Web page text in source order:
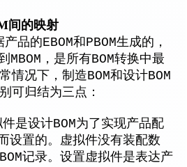
间的映射
品的EBOM和PBOM生成的，
MBOM，是所有BOM转换中最
情况下，制造BOM和设计BOM
可归结为三点：
设计BOM为了实现产品配
设置的。虚拟件没有装配数
记录。设置虚拟件是表达产